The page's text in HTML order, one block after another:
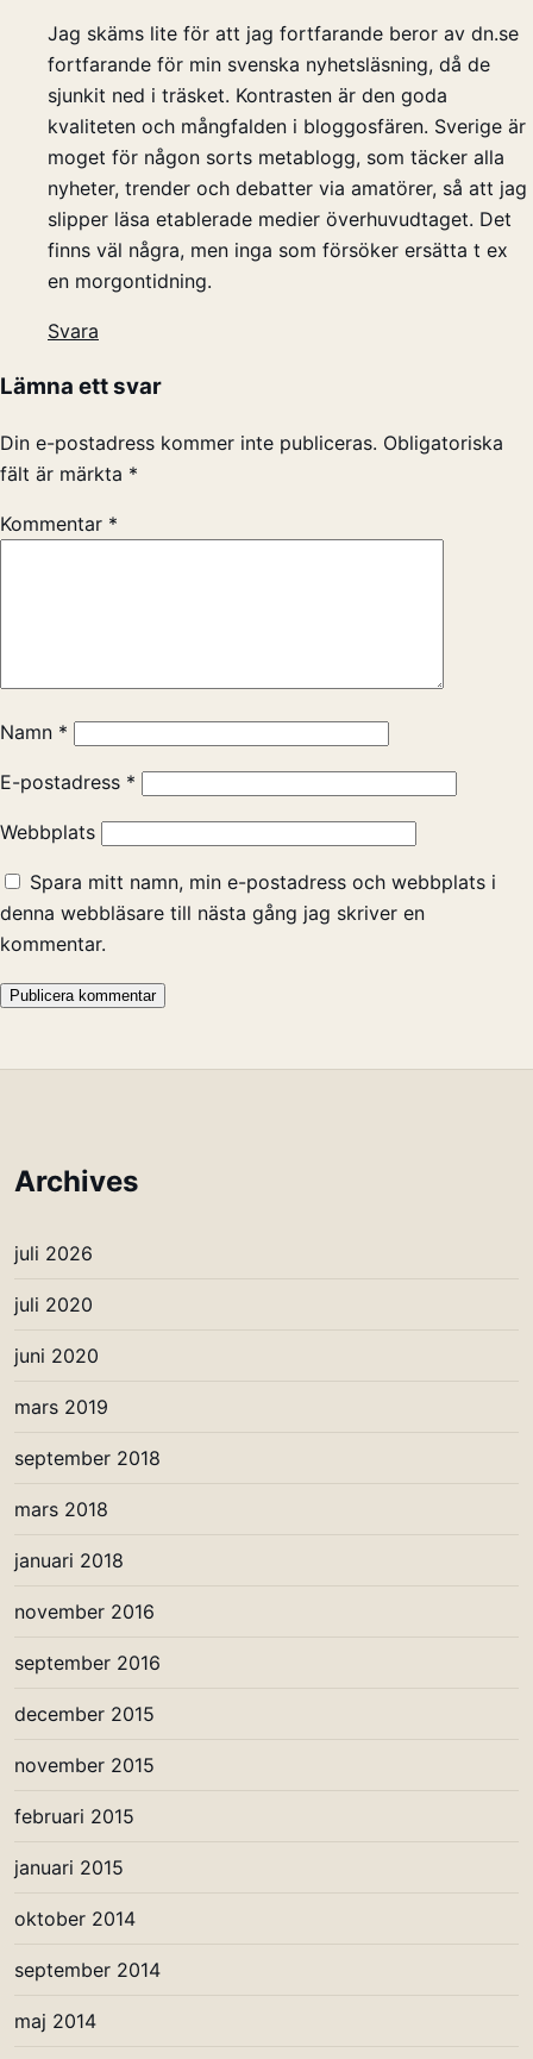
Jag skäms lite för att jag fortfarande beror av dn.se
fortfarande för min svenska nyhetsläsning, då de
sjunkit ned i träsket. Kontrasten är den goda
kvaliteten och mångfalden i bloggosfären. Sverige är
moget för någon sorts metablogg, som täcker alla
nyheter, trender och debatter via amatörer, så att jag
slipper läsa etablerade medier överhuvudtaget. Det
finns väl några, men inga som försöker ersätta t ex
en morgontidning.
Svara
Lämna ett svar
Din e-postadress kommer inte publiceras. Obligatoriska
fält är märkta *
Kommentar *
Namn *
E-postadress *
Webbplats
Spara mitt namn, min e-postadress och webbplats i
denna webbläsare till nästa gång jag skriver en
kommentar.
Archives
juli 2026
juli 2020
juni 2020
mars 2019
september 2018
mars 2018
januari 2018
november 2016
september 2016
december 2015
november 2015
februari 2015
januari 2015
oktober 2014
september 2014
maj 2014